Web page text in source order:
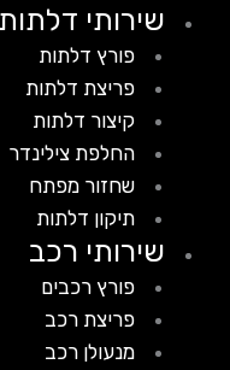
שירותי דלתות
פורץ דלתות
פריצת דלתות
קיצור דלתות
החלפת צילינדר
שחזור מפתח
תיקון דלתות
שירותי רכב
פורץ רכבים
פריצת רכב
מנעולן רכב